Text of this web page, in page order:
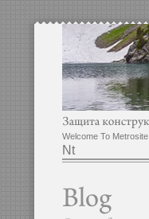
Welcome To Metrosite
Nt